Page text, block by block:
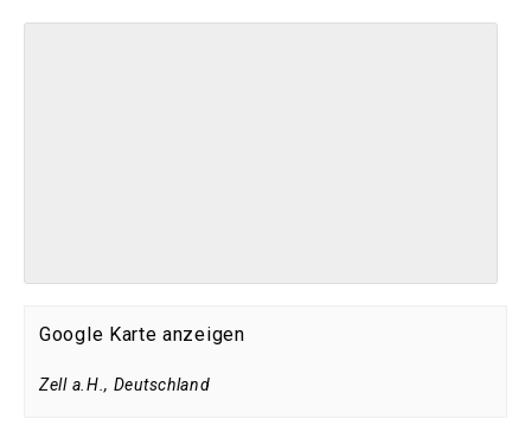
Google Karte anzeigen
Zell a.H., Deutschland